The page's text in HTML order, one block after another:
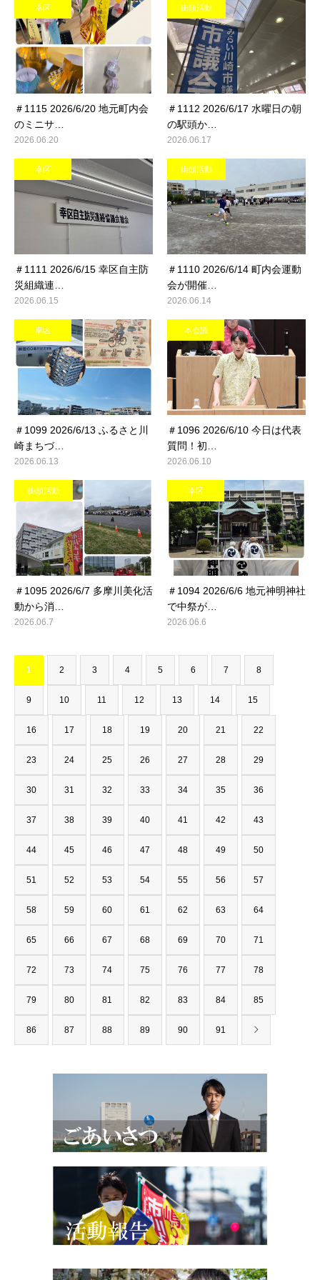
幸区
＃1115 2026/6/20 地元町内会
のミニサ…
2026.06.20
街頭活動
＃1112 2026/6/17 水曜日の朝
の駅頭か…
2026.06.17
幸区
＃1111 2026/6/15 幸区自主防
災組織連…
2026.06.15
街頭活動
＃1110 2026/6/14 町内会運動
会が開催…
2026.06.14
幸区
＃1099 2026/6/13 ふるさと川
崎まちづ…
2026.06.13
本会議
＃1096 2026/6/10 今日は代表
質問！初…
2026.06.10
街頭活動
＃1095 2026/6/7 多摩川美化活
動から消…
2026.06.7
幸区
＃1094 2026/6/6 地元神明神社
で中祭が…
2026.06.6
1 2 3 4 5 6 7 8
9 10 11 12 13 14 15
16 17 18 19 20 21 22
23 24 25 26 27 28 29
30 31 32 33 34 35 36
37 38 39 40 41 42 43
44 45 46 47 48 49 50
51 52 53 54 55 56 57
58 59 60 61 62 63 64
65 66 67 68 69 70 71
72 73 74 75 76 77 78
79 80 81 82 83 84 85
86 87 88 89 90 91